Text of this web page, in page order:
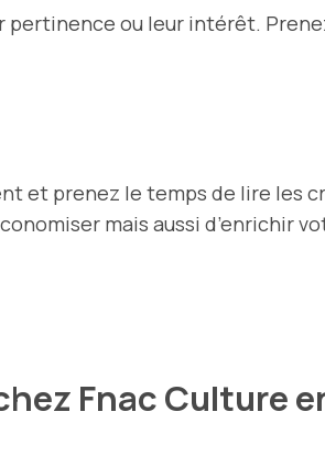
pertinence ou leur intérêt.
et prenez le temps de lire les
mais aussi d’enrichir
Fnac Culture